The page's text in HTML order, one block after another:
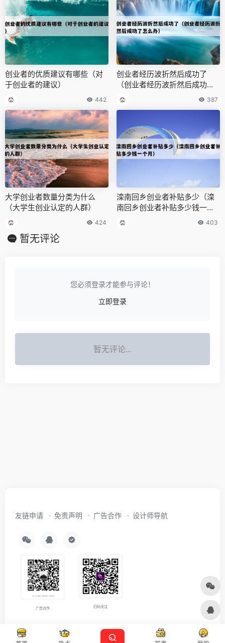
创业者的优质建议有哪些（对
于创业者的建议）
442
创业者经历波折然后成功了
（创业者经历波折然后成功了
怎么办）
387
大学创业者数量分类为什么
（大学生创业认定的人群）
424
滦南回乡创业者补贴多少（滦
南回乡创业者补贴多少钱一个
月）
403
暂无评论
您必须登录才能参与评论！
立即登录
暂无评论...
友链申请 免责声明 广告合作 设计师导航
广告合作 扫码关注
Copyright © 2026沪ICP备2021007899号-5 Designed by 设计资源